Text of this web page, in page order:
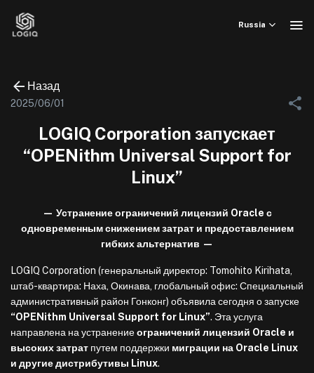
Russia
Назад
2025/06/01
LOGIQ Corporation запускает
“OPENithm Universal Support for
Linux”
— Устранение ограничений лицензий Oracle с
одновременным снижением затрат и предоставлением
гибких альтернатив —
LOGIQ Corporation (генеральный директор: Tomohito Kirihata,
штаб-квартира: Наха, Окинава, глобальный офис: Специальный
административный район Гонконг) объявила сегодня о запуске
“OPENithm Universal Support for Linux”. Эта услуга
направлена на устранениеограничений лицензий Oracle и
высоких затрат путем поддержки миграции на Oracle Linux
и другие дистрибутивы Linux.